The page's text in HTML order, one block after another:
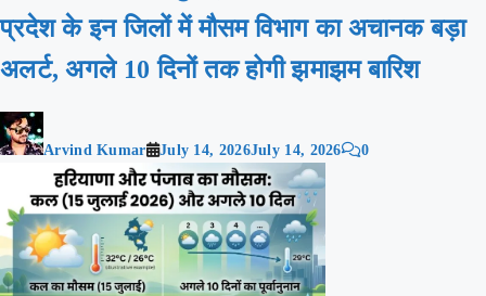
प्रदेश के इन जिलों में मौसम विभाग का अचानक बड़ा
अलर्ट, अगले 10 दिनों तक होगी झमाझम बारिश
Arvind Kumar July 14, 2026July 14, 2026 0